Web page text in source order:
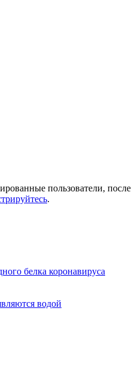
пользователи,
.
белка коронавируса
водой